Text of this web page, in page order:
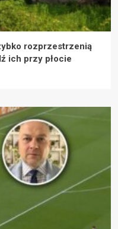
rozprzestrzenią
ich przy płocie